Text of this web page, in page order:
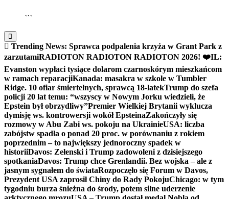
```
Trending News: Sprawca podpalenia krzyża w Grant Park z
zarzutamiRADIOTON RADIOTON RADIOTON 2026! ❤️IL:
Evanston wypłaci tysiące dolarom czarnoskórym mieszkańcom
w ramach reparacjiKanada: masakra w szkole w Tumbler
Ridge. 10 ofiar śmiertelnych, sprawcą 18-latekTrump do szefa
policji 20 lat temu: “wszyscy w Nowym Jorku wiedzieli, że
Epstein był obrzydliwy”Premier Wielkiej Brytanii wyklucza
dymisję ws. kontrowersji wokół EpsteinaZakończyły się
rozmowy w Abu Zabi ws. pokoju na UkrainieUSA: liczba
zabójstw spadła o ponad 20 proc. w porównaniu z rokiem
poprzednim – to największy jednoroczny spadek w
historiiDavos: Zełenski i Trump zadowoleni z dzisiejszego
spotkaniaDavos: Trump chce Grenlandii. Bez wojska – ale z
jasnym sygnałem do świataRozpoczęło się Forum w Davos,
Prezydent USA zaprosił Chiny do Rady PokojuChicago: w tym
tygodniu burza śnieżna do środy, potem silne uderzenie